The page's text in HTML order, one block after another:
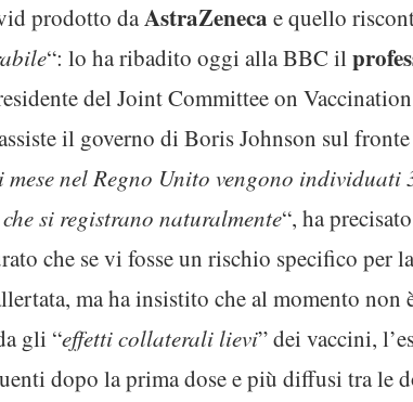
prodotto daAstraZeneca e quello
“: lo ha ribadito oggi alla BBC il
del Joint Committee on
il governo di Boris Johnson sul
mese nel Regno Unito vengono
si registrano naturalmente“, ha
che se vi fosse un rischio specifico per
ma ha insistito che al momento non
gli “effetti collaterali lievi” dei vaccini,
dopo la prima dose e più diffusi tra le